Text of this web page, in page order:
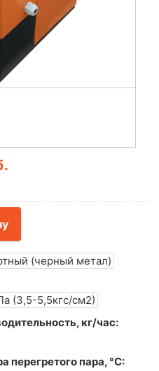
(черный метал)
(3,5-5,5кгс/см2)
кг/час:
перегретого пара, °С: